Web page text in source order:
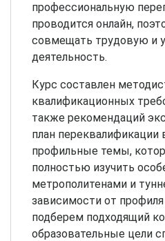
профессиональную
проводится онлайн,
совмещать трудовую и
деятельность.
Курс составлен
квалификационных
также рекомендаций
план
профильные темы,
полностью изучить
метрополитенами и
зависимости от
подберем подходящий
образовательные цели